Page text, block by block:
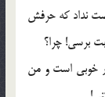
نداد كه حرفش
برسي! چرا؟
خوبي است و من